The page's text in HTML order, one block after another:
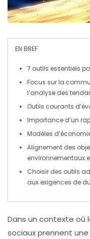
EN BREF
7 outils essentiels
Focus sur la
l’analyse des
Outils courants d’
Importance d’un
Modèles d’
Alignement des
environnementaux
Choisir des outils
aux exigences de
Dans un contexte où
sociaux prennent